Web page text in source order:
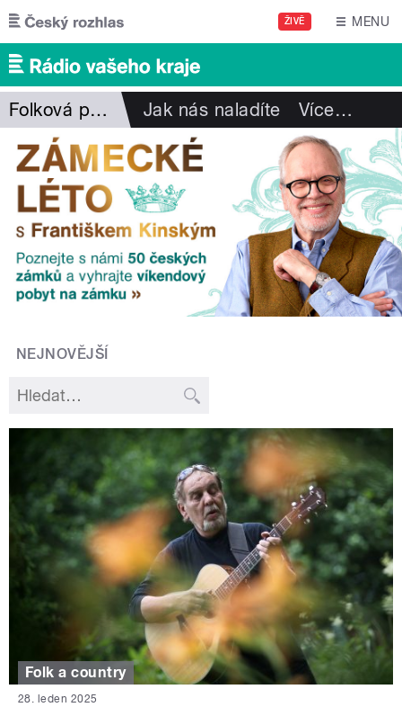
Přejít k hlavnímu obsahu
ŽIVĚ MENU
Folková pohlazení Jak nás naladíte Více…
NEJNOVĚJŠÍ
Folk a country
28. leden 2025